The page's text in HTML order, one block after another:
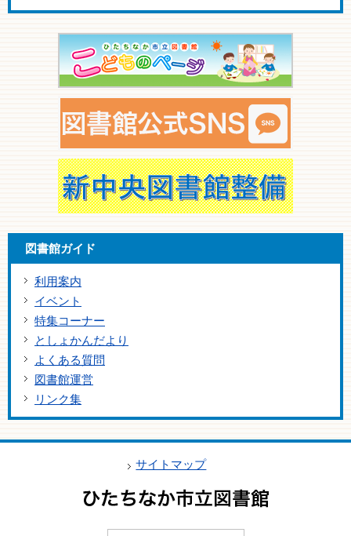
図書館ガイド
利用案内
イベント
特集コーナー
としょかんだより
よくある質問
図書館運営
リンク集
サイトマップ